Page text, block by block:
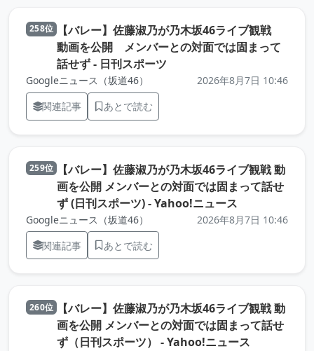
258位
【バレー】佐藤淑乃が乃木坂46ライブ観戦
動画を公開 メンバーとの対面では固まって
話せず - 日刊スポーツ
Googleニュース（坂道46）
2026年8月7日 10:46
関連記事
あとで読む
259位
【バレー】佐藤淑乃が乃木坂46ライブ観戦 動
画を公開 メンバーとの対面では固まって話せ
ず (日刊スポーツ) - Yahoo!ニュース
Googleニュース（坂道46）
2026年8月7日 10:46
関連記事
あとで読む
260位
【バレー】佐藤淑乃が乃木坂46ライブ観戦 動
画を公開 メンバーとの対面では固まって話せ
ず（日刊スポーツ） - Yahoo!ニュース